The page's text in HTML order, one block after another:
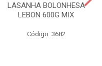
LASANHA BOLONHESA
LEBON 600G MIX
Código: 3682